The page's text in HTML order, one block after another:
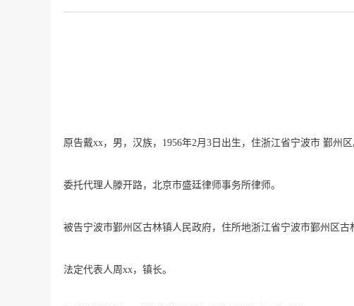
原告戴xx，男，汉族，1956年2月3日出生，住浙江省宁波市 鄞州区
委托代理人滕开路，北京市盛廷律师事务所律师。
被告宁波市鄞州区古林镇人民政府，住所地浙江省宁波市鄞州区古
法定代表人周xx，镇长。